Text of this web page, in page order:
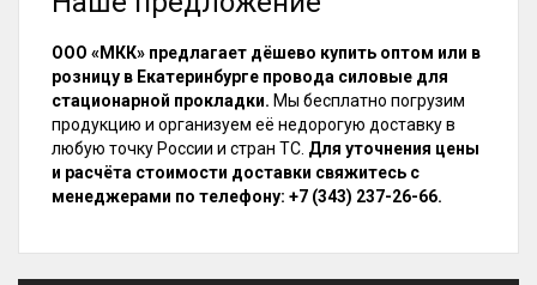
ООО «МКК» предлагает дёшево купить оптом или в
розницу в Екатеринбурге провода силовые для
стационарной прокладки. Мы бесплатно погрузим
продукцию и организуем её недорогую доставку в
любую точку России и стран ТС. Для уточнения цены
и расчёта стоимости доставки свяжитесь с
менеджерами по телефону: +7 (343) 237-26-66.